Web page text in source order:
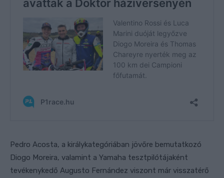
Pedro Acosta, a királykategóriában jövőre bemutatkozó
Diogo Moreira, valamint a Yamaha tesztpilótájaként
tevékenykedő Augusto Fernández viszont már visszatérő